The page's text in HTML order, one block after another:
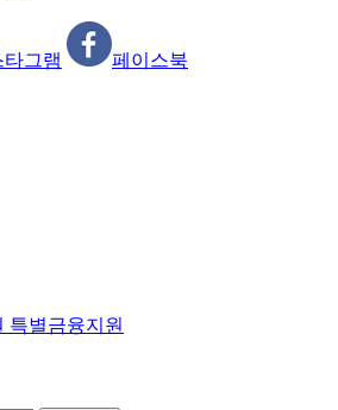
타그램
페이스북
특별금융지원